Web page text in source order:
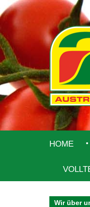
HOME
Wir über